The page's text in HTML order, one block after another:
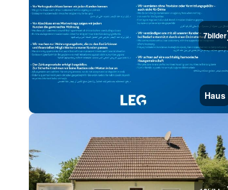
7bilder
Haus